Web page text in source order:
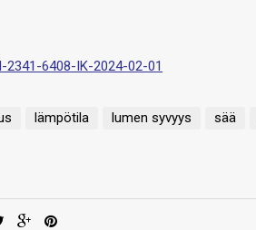
6408-IK-2024-02-01
lämpötila lumen syvyys sää